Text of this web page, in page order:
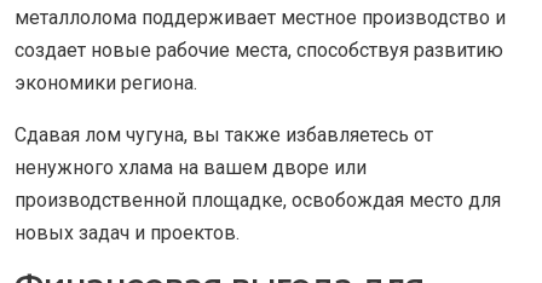
металлолома поддерживает местное производство и
создает новые рабочие места, способствуя развитию
экономики региона.
Сдавая лом чугуна, вы также избавляетесь от
ненужного хлама на вашем дворе или
производственной площадке, освобождая место для
новых задач и проектов.